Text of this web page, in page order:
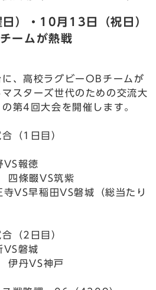
）・10月13日（祝日）
ームが熱戦
、高校ラグビーOBチームが
スターズ世代のための交流大
第4回大会を開催します。
（1日目）
報徳
條畷VS筑紫
早稲田VS磐城（総当たり
（2日目）
磐城
丹VS神戸